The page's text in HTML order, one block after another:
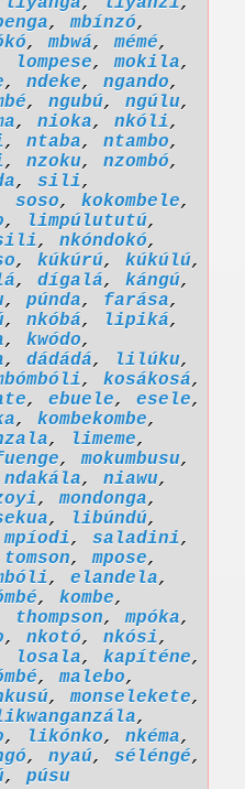
,mbínzó,
,mbwá,mémé,
lompese,mokila,
, ndeke, ngando,
, ngubú, ngúlu,
, nioka, nkóli,
, ntaba, ntambo,
, nzoku, nzombó,
, sili,
soso, kokombele,
, limpúlututú,
, nkóndokó,
, kúkúrú, kúkúlú,
, dígalá, kángú,
, púnda, farása,
, nkóbá, lipiká,
, kwódo,
, dádádá, lilúku,
, kosákosá,
, ebuele, esele,
, kombekombe,
, limeme,
,mokumbusu,
ndakála, niawu,
,mondonga,
, libúndú,
mpíodi, saladini,
tomson,mpose,
, elandela,
, kombe,
thompson,mpóka,
, nkotó, nkósi,
losala, kapíténe,
,malebo,
,monselekete,
,
, likónko, nkéma,
, nyaú, séléngé,
, púsu